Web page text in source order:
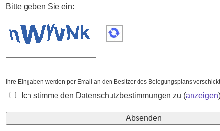
Bitte geben Sie ein:
Ihre Eingaben werden per Email an den Besitzer des Belegungsplans
Ich stimme den Datenschutzbestimmungen zu (anzeigen